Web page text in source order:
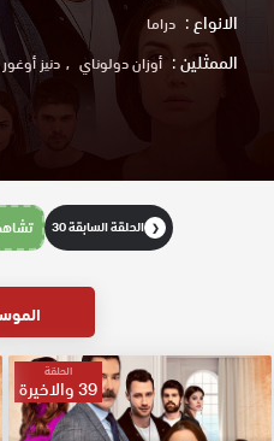
الانواع : دراما
الممثلين : أوزان دولوناي دنيز أوغور
❮ الحلقة السابقة 30 تشاهد
الحلقة
39 والاخيرة